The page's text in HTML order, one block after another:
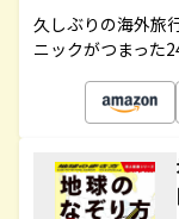
久しぶりの海外旅
ニックがつまった